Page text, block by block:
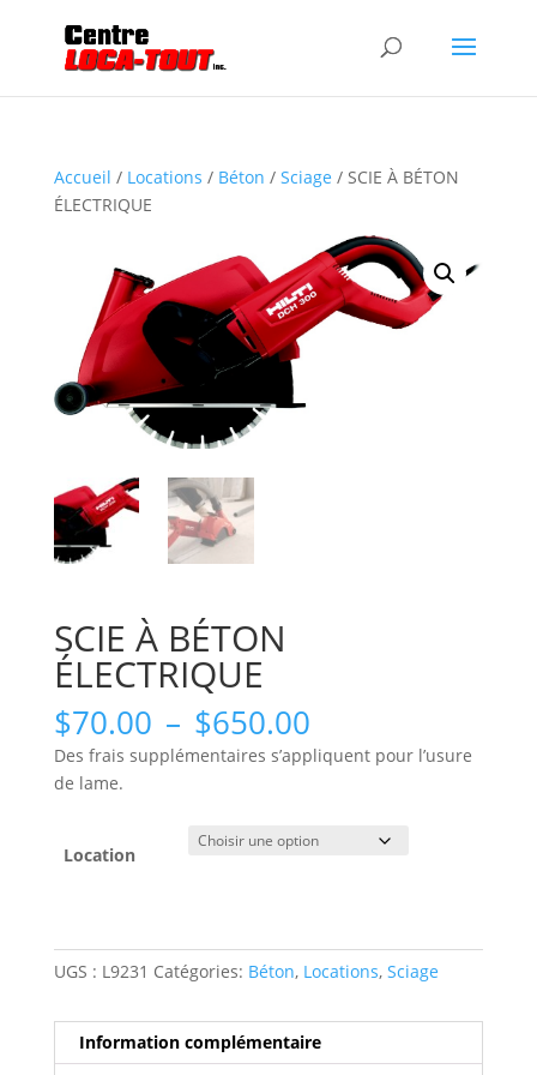
Accueil / Locations / Béton / Sciage / SCIE À BÉTON
ÉLECTRIQUE
SCIE À BÉTON
ÉLECTRIQUE
$70.00 – $650.00Plage
de
prix :
à
$650.00
Des frais supplémentaires s’appliquent pour l’usure
de lame.
Location
UGS : L9231 Catégories: Béton, Locations, Sciage
Information complémentaire